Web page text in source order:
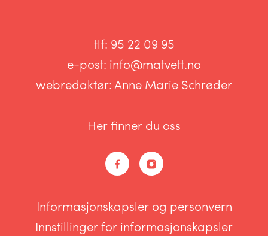
tlf: 95 22 09 95
e-post: info@matvett.no
webredaktør: Anne Marie Schrøder
Her finner du oss
Informasjonskapsler og personvern
Innstillinger for informasjonskapsler